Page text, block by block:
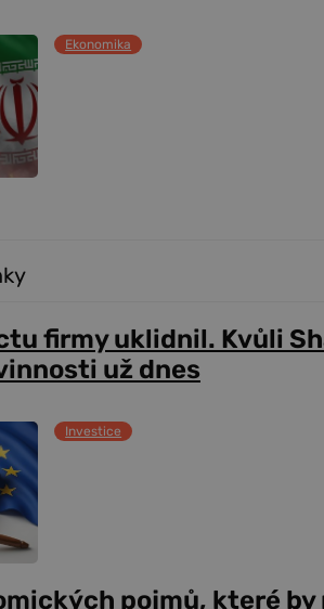
Ekonomika
firmy uklidnil. Kvůli
už dnes
Investice
pojmů, které